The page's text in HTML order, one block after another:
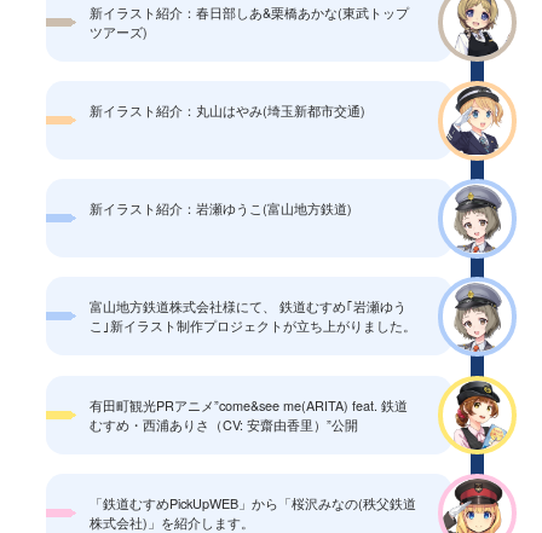
新イラスト紹介：春日部しあ&栗橋あかな(東武トップ
ツアーズ)
新イラスト紹介：丸山はやみ(埼玉新都市交通)
新イラスト紹介：岩瀬ゆうこ(富山地方鉄道)
富山地方鉄道株式会社様にて、 鉄道むすめ｢岩瀬ゆう
こ｣新イラスト制作プロジェクトが立ち上がりました。
有田町観光PRアニメ”come&see me(ARITA) feat. 鉄道
むすめ・西浦ありさ（CV: 安齋由香里）”公開
「鉄道むすめPickUpWEB」から「桜沢みなの(秩父鉄道
株式会社)」を紹介します。